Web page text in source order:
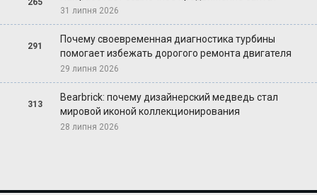
31 липня 2026
291
Почему своевременная диагностика турбины
помогает избежать дорогого ремонта двигателя
29 липня 2026
313
Bearbrick: почему дизайнерский медведь стал
мировой иконой коллекционирования
28 липня 2026